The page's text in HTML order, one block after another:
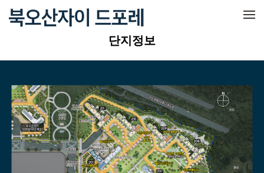
메뉴 건너뛰기
단지정보